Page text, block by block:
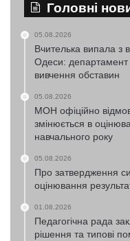
Головні
05.08.2026
Вчителька випала з
Одеси: департамент
вивчення обставин
05.08.2026
МОН офіційно
змінюється в
навчального року
05.08.2026
Про затвердження
оцінювання
01.08.2026
Педагогічна рада
рішення та типові